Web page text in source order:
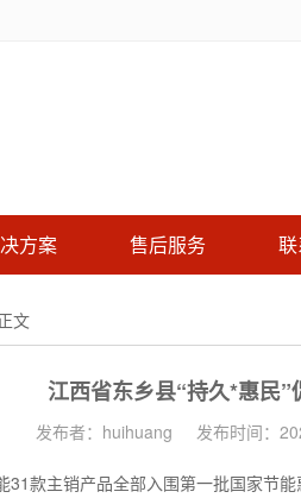
方案 售后服务
文
江西省东乡县“持久*惠民
发布者：huihuang 发布时间：
款主销产品全部入围第一批国家节